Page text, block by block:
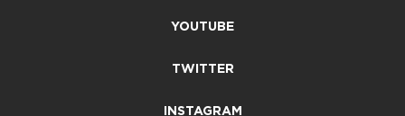
YOUTUBE
TWITTER
INSTAGRAM